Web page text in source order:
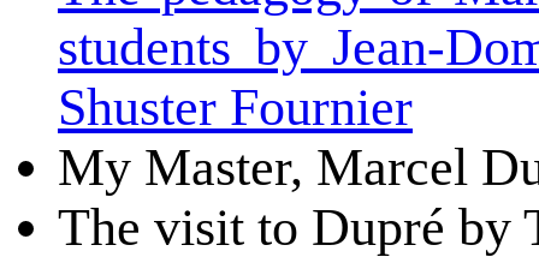
students by Jean-
Shuster Fournier
My Master, Marcel
The visit to Dupré by